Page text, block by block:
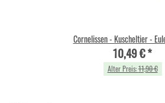
Cornelissen - Kuscheltier -
10,49 €*
Alter Preis:11,90 €